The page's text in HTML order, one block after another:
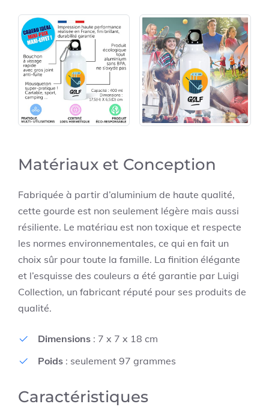
Matériaux et Conception
Fabriquée à partir d’aluminium de haute qualité,
cette gourde est non seulement légère mais aussi
résiliente. Le matériau est non toxique et respecte
les normes environnementales, ce qui en fait un
choix sûr pour toute la famille. La finition élégante
et l’esquisse des couleurs a été garantie par Luigi
Collection, un fabricant réputé pour ses produits de
qualité.
Dimensions : 7 x 7 x 18 cm
Poids : seulement 97 grammes
Caractéristiques